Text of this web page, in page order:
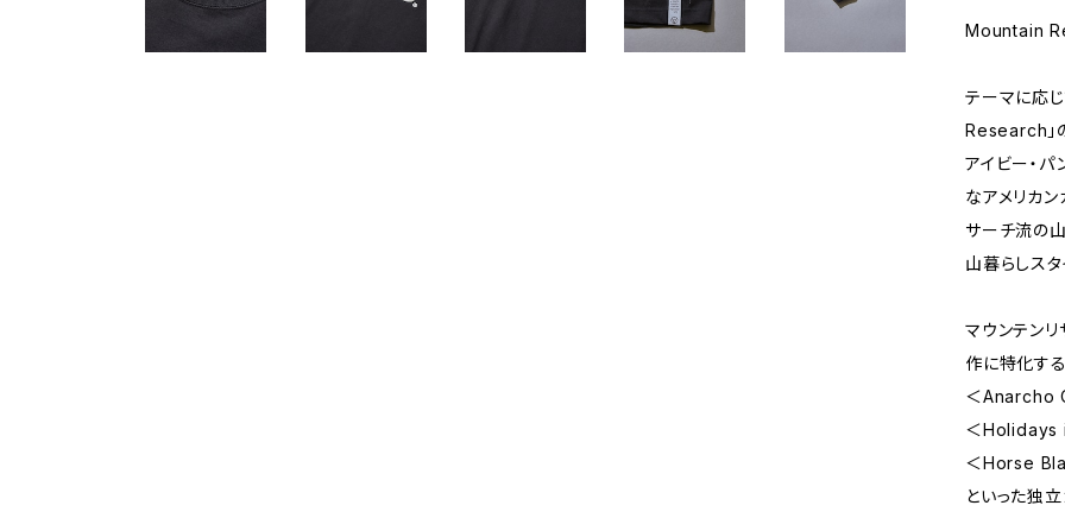
Mountain
テーマに応
Research」
アイビー・パ
なアメリカ
サーチ流の
山暮らしスタ
マウンテン
作に特化する
＜Anarcho
＜Holidays
＜Horse
といった独